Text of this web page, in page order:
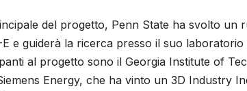
del progetto, Penn State ha svolto un
e guiderà la ricerca presso il suo
al progetto sono il Georgia Institute of
Energy, che ha vinto un 3D Industry